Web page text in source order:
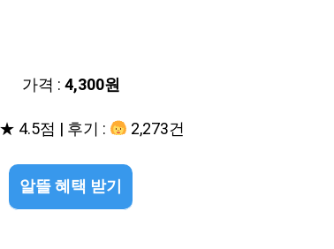
가격 :4,300원
4.5점 | 후기 :
2,273건
알뜰 혜택 받기